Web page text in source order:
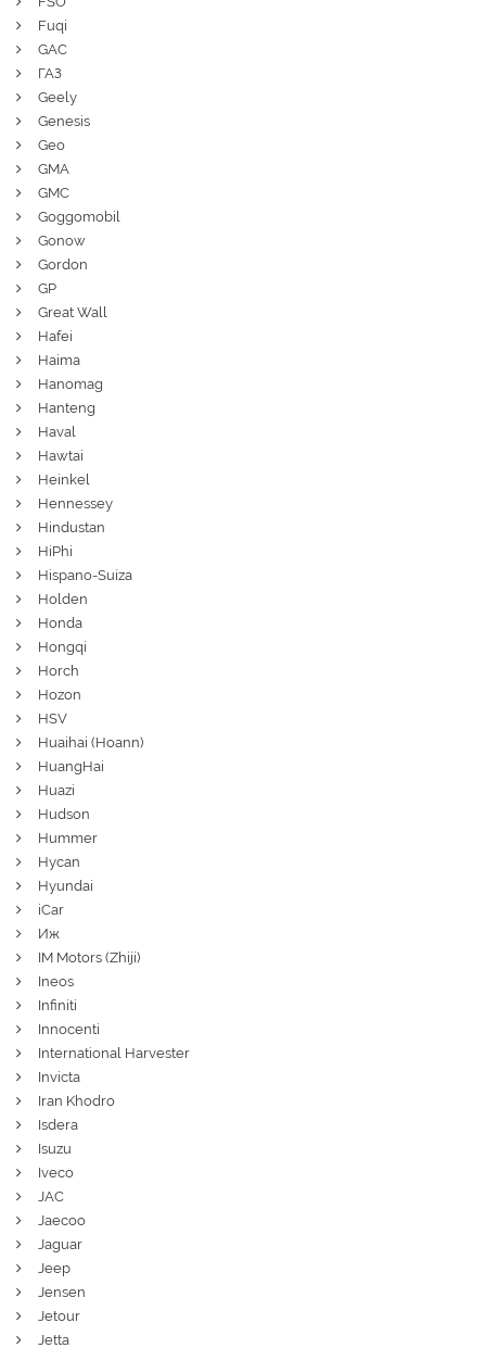
Fuqi
GAC
ГАЗ
Geely
Genesis
Geo
GMA
GMC
Goggomobil
Gonow
Gordon
GP
Great Wall
Hafei
Haima
Hanomag
Hanteng
Haval
Hawtai
Heinkel
Hennessey
Hindustan
HiPhi
Hispano-Suiza
Holden
Honda
Hongqi
Horch
Hozon
HSV
Huaihai (Hoann)
HuangHai
Huazi
Hudson
Hummer
Hycan
Hyundai
iCar
Иж
IM Motors (Zhiji)
Ineos
Infiniti
Innocenti
International Harvester
Invicta
Iran Khodro
Isdera
Isuzu
Iveco
JAC
Jaecoo
Jaguar
Jeep
Jensen
Jetour
Jetta